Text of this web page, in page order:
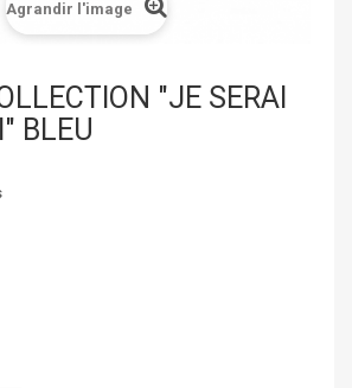
Agrandir l'image
"JE SERAI
BLEU